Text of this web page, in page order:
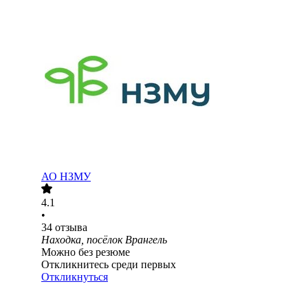
АО НЗМУ
4.1
•
34 отзыва
Находка, посёлок Врангель
Можно без резюме
Откликнитесь среди первых
Откликнуться